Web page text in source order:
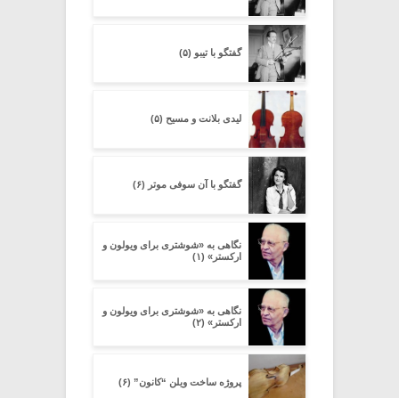
گفتگو با تیبو (۵)
لیدی بلانت و مسیح (۵)
گفتگو با آن سوفی موتر (۶)
نگاهی به «شوشتری برای ویولون و
ارکستر» (۱)
نگاهی به «شوشتری برای ویولون و
ارکستر» (۲)
پروژه ساخت ویلن “کانون” (۶)